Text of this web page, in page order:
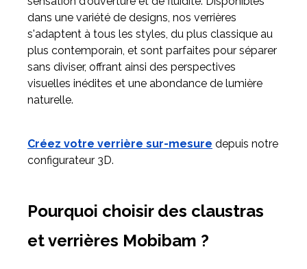
dans une variété de designs, nos verrières
s'adaptent à tous les styles, du plus classique au
plus contemporain, et sont parfaites pour séparer
sans diviser, offrant ainsi des perspectives
visuelles inédites et une abondance de lumière
naturelle.
Créez votre verrière sur-mesure depuis notre
configurateur 3D.
Pourquoi choisir des claustras
et verrières Mobibam ?